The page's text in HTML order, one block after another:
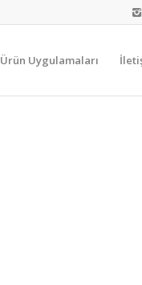
Ürün Uygulamaları